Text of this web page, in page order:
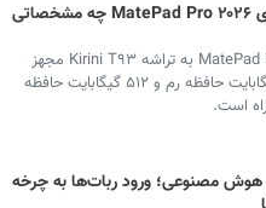
تبلت هواوی MatePad Pro ۲۰۲۶ چه مشخصاتی
تبلت هواوی MatePad Pro ۲۰۲۶ به تراشه Kirini T۹۳ مجهز
شده است که با ۱۲ گیگابایت حافظه رم و ۵۱۲ گیگابایت حافظه
است.
مصنوعی؛ ورود ربات‌ها به چرخه